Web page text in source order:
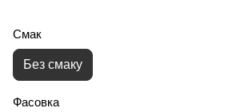
Смак
Без смаку
Фасовка